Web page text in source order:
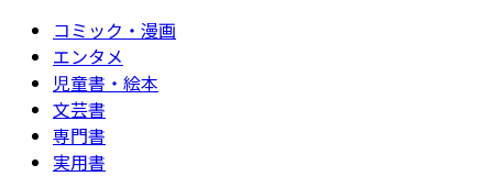
コミック・漫画
エンタメ
児童書・絵本
文芸書
専門書
実用書